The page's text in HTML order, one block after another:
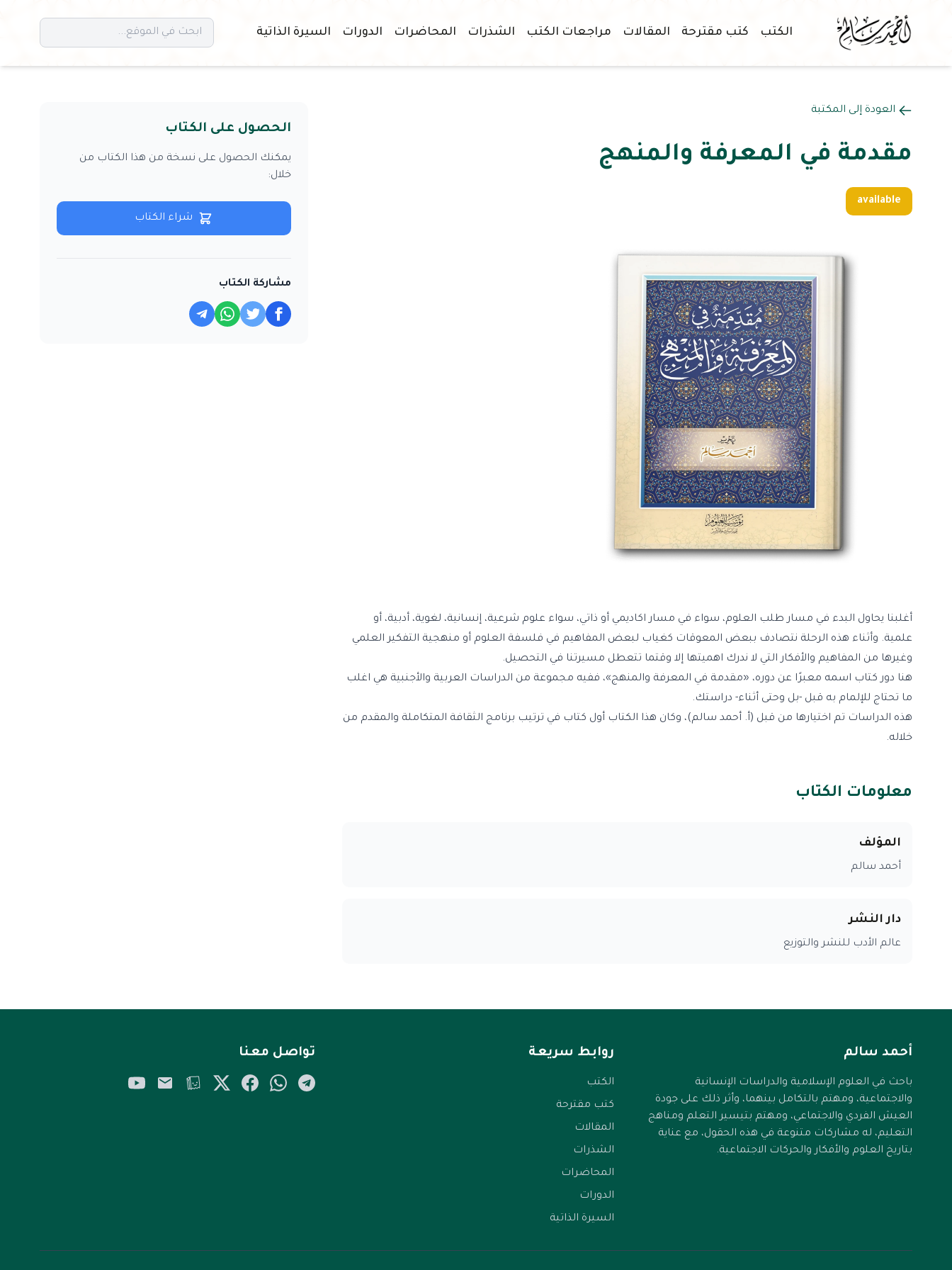
الكتب كتب مقترحة المقالات مراجعات الكتب الشذرات المحاضرات الدورات السيرة الذاتية
العودة إلى المكتبة
مقدمة في المعرفة والمنهج
available
أغلبنا يحاول البدء في مسار طلب العلوم، سواء في مسار اكاديمي أو ذاتي، سواء علوم شرعية، إنسانية، لغوية، أدبية، أو
علمية. وأثناء هذه الرحلة نتصادف ببعض المعوقات كغياب لبعض المفاهيم في فلسفة العلوم أو منهجية التفكير العلمي
وغيرها من المفاهيم والأفكار التي لا ندرك اهميتها إلا وقتما تتعطل مسيرتنا في التحصيل.
هنا دور كتاب اسمه معبرًا عن دوره، «مقدمة في المعرفة والمنهج»، ففيه مجموعة من الدراسات العربية والأجنبية هي اغلب
ما تحتاج للإلمام به قبل -بل وحتى أثناء- دراستك.
هذه الدراسات تم اختيارها من قبل (أ. أحمد سالم)، وكان هذا الكتاب أول كتاب في ترتيب برنامج الثقافة المتكاملة والمقدم من
خلاله.
معلومات الكتاب
المؤلف
أحمد سالم
دار النشر
عالم الأدب للنشر والتوزيع
الحصول على الكتاب
يمكنك الحصول على نسخة من هذا الكتاب من
خلال:
شراء الكتاب
مشاركة الكتاب
أحمد سالم
باحث في العلوم الإسلامية والدراسات الإنسانية
والاجتماعية، ومهتم بالتكامل بينهما، وأثر ذلك على جودة
العيش الفردي والاجتماعي، ومهتم بتيسير التعلم ومناهج
التعليم، له مشاركات متنوعة في هذه الحقول، مع عناية
بتاريخ العلوم والأفكار والحركات الاجتماعية.
روابط سريعة
الكتب
كتب مقترحة
المقالات
الشذرات
المحاضرات
الدورات
السيرة الذاتية
تواصل معنا
Telegram
WhatsApp
Facebook
Twitter/X
Tellonym
Email
YouTube